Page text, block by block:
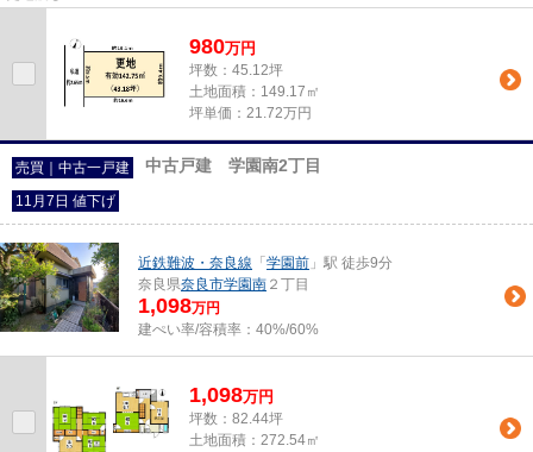
980万円
坪数：45.12坪
土地面積：149.17㎡
坪単価：21.72万円
売買｜中古一戸建 中古戸建 学園南2丁目
11月7日 値下げ
近鉄難波・奈良線 「 学園前 」駅 徒歩9分
奈良県奈良市学園南 ２丁目
1,098万円
建ぺい率/容積率： 40%/60%
1,098万円
坪数：82.44坪
土地面積：272.54㎡